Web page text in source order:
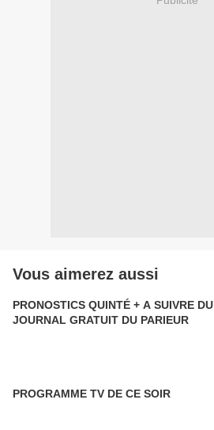
Vous aimerez aussi
PRONOSTICS QUINTÉ + A SUIVRE DU
JOURNAL GRATUIT DU PARIEUR
PROGRAMME TV DE CE SOIR